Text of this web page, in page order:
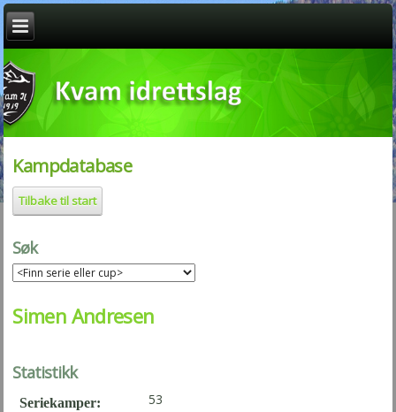
Kampdatabase
Tilbake til start
Søk
Simen Andresen
Statistikk
Seriekamper: 53